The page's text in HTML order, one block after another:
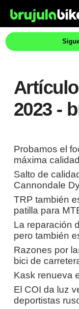
2023 -
Probamos el
máxima
Salto de
Cannondale
TRP también
patilla para
La reparación
pero también
Razones por
bici de
Kask renueva
El COI da luz
deportistas